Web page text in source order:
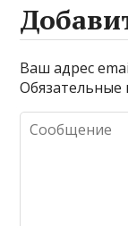
Ваш адрес